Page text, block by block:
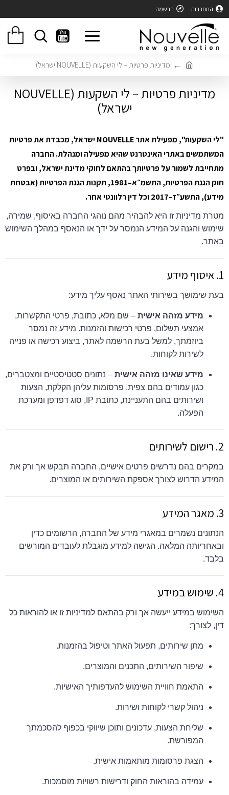
התחברות הרשמה
מדיניות פרטיות – לי השקעות (NOUVELLE ישראל)
מדיניות פרטיות – לי השקעות (NOUVELLE
ישראל)
"לי השקעות", מפעילת אתרNOUVELLE ישראל
, מכבדת את פרטיות
המשתמשים באתרי האינטרנט שהיא מפעילה ומנהלת. החברה
מתחייבת לשמור על פרטיותך בהתאם לחוקי מדינת ישראל, ובפרט
חוק הגנת הפרטיות, התשמ״א–1981
,תקנות הגנת הפרטיות (אבטחת
מידע), התשע״ז–2017
וכל דין רלוונטי אחר.
מטרת מדיניות זו היא להבהיר מהם נוהגי החברה באיסוף, שמירה,
שימוש והגנה על המידע הנמסר על ידך או הנאסף במהלך השימוש
באתר.
1. איסוף מידע
בעת שימושך בשירותי האתר נאסף עליך מידע:
מידע מזהה אישית – שם מלא, כתובת, פרטי התקשרות,
אמצעי תשלום, פרטי רכישות והזמנות. מידע זה נמסר
ביוזמתך, למשל בעת הרשמה לאתר, ביצוע רכישה או פנייה
לשירות לקוחות.
מידע שאינו מזהה אישית – נתונים סטטיסטיים ומצטברים,
כגון עמודים בהם צפית, פרסומות עליהן הקלקת, הצעות
ושירותים בהם התעניינת, כתובת IP, סוג דפדפן ומערכת
הפעלה.
2. רישום לשירותים
במקרים בהם נדרשים פרטים אישיים, החברה תבקש אך ורק את
המידע הדרוש לצורך אספקת השירותים או המוצרים.
3. מאגר המידע
הנתונים נשמרים במאגרי מידע של החברה, הרשומים כדין
ובאחריותה המלאה. הגישה למידע מוגבלת לעובדים המורשים
בלבד.
4. שימוש במידע
השימוש במידע ייעשה אך ורק בהתאם למדיניות זו או להוראות כל
דין, לצורך:
מתן שירותים, תפעול האתר וטיפול בהזמנות.
שיפור השירותים, התכנים והמוצרים.
התאמת חוויית השימוש להעדפותיך האישיות.
ניהול קשרי לקוחות ושירות.
שליחת הצעות, עדכונים ותוכן שיווקי בכפוף להסכמתך
המפורשת.
הצגת פרסומות מותאמות אישית.
עמידה בהוראות החוק ודרישות רשויות מוסמכות.